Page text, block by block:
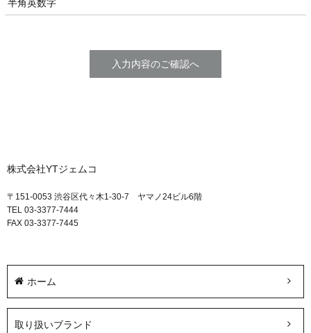
半角英数字
株式会社YTジェムコ
〒151-0053 渋谷区代々木1-30-7 ヤマノ24ビル6階
TEL 03-3377-7444
FAX 03-3377-7445
ホーム
取り扱いブランド